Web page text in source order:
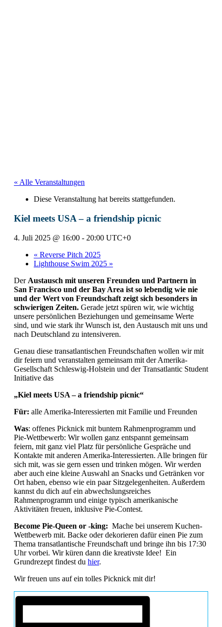
« Alle Veranstaltungen
Diese Veranstaltung hat bereits stattgefunden.
Kiel meets USA – a friendship picnic
4. Juli 2025 @ 16:00 - 20:00 UTC+0
« Reverse Pitch 2025
Lighthouse Swim 2025 »
Der Austausch mit unseren Freunden und Partnern in
San Francisco und der Bay Area ist so lebendig wie nie
und der Wert von Freundschaft zeigt sich besonders in
schwierigen Zeiten. Gerade jetzt spüren wir, wie wichtig
unsere persönlichen Beziehungen und gemeinsame Werte
sind, und wie stark ihr Wunsch ist, den Austausch mit uns und
nach Deutschland zu intensiveren.
Genau diese transatlantischen Freundschaften wollen wir mit
dir feiern und veranstalten gemeinsam mit der Amerika-
Gesellschaft Schleswig-Holstein und der Transatlantic Student
Initiative das
„Kiel meets USA – a friendship picnic“
Für: alle Amerika-Interessierten mit Familie und Freunden
Was: offenes Picknick mit buntem Rahmenprogramm und
Pie-Wettbewerb: Wir wollen ganz entspannt gemeinsam
feiern, mit ganz viel Platz für persönliche Gespräche und
Kontakte mit anderen Amerika-Interessierten. Alle bringen für
sich mit, was sie gern essen und trinken mögen. Wir werden
aber auch eine kleine Auswahl an Snacks und Getränken vor
Ort haben, ebenso wie ein paar Sitzgelegenheiten. Außerdem
kannst du dich auf ein abwechslungsreiches
Rahmenprogramm und einige typisch amerikanische
Aktivitäten freuen, inklusive Pie-Contest.
Become Pie-Queen or -king: Mache bei unserem Kuchen-
Wettbewerb mit. Backe oder dekorieren dafür einen Pie zum
Thema transatlantische Freundschaft und bringe ihn bis 17:30
Uhr vorbei. Wir küren dann die kreativste Idee! Ein
Grundrezept findest du hier.
Wir freuen uns auf ein tolles Picknick mit dir!